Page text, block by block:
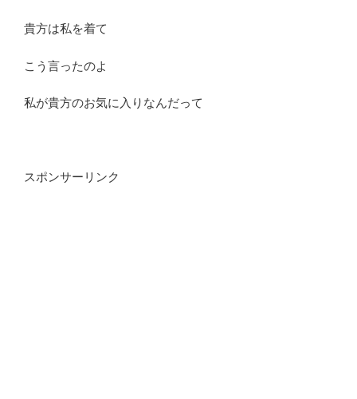
貴方は私を着て
こう言ったのよ
私が貴方のお気に入りなんだって
スポンサーリンク